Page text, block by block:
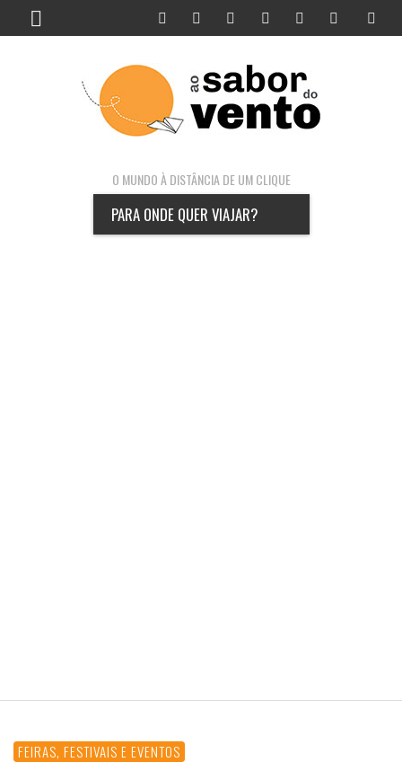
O MUNDO À DISTÂNCIA DE UM CLIQUE
PARA ONDE QUER VIAJAR?
FEIRAS, FESTIVAIS E EVENTOS